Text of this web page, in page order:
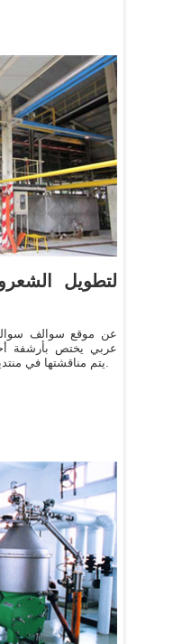
لتطويل
عن موقع سوالف
عربي يختص بأرشفة
يتم مناقشتها في منتديات عربية مختارة بطريقة آلية.